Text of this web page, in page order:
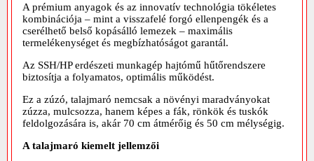
A prémium anyagok és az innovatív technológia tökéletes
kombinációja – mint a visszafelé forgó ellenpengék és a
cserélhető belső kopásálló lemezek – maximális
termelékenységet és megbízhatóságot garantál.
Az SSH/HP erdészeti munkagép hajtómű hűtőrendszere
biztosítja a folyamatos, optimális működést.
Ez a zúzó, talajmaró nemcsak a növényi maradványokat
zúzza, mulcsozza, hanem képes a fák, rönkök és tuskók
feldolgozására is, akár 70 cm átmérőig és 50 cm mélységig.
A talajmaró kiemelt jellemzői